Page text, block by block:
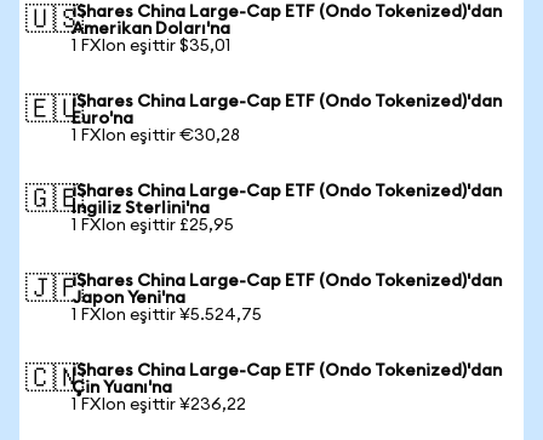
🇺🇸iShares China Large-Cap ETF (Ondo Tokenized)'dan
Amerikan Doları'na
1 FXIon eşittir $35,01
🇪🇺iShares China Large-Cap ETF (Ondo Tokenized)'dan
Euro'na
1 FXIon eşittir €30,28
🇬🇧iShares China Large-Cap ETF (Ondo Tokenized)'dan
İngiliz Sterlini'na
1 FXIon eşittir £25,95
🇯🇵iShares China Large-Cap ETF (Ondo Tokenized)'dan
Japon Yeni'na
1 FXIon eşittir ¥5.524,75
🇨🇳iShares China Large-Cap ETF (Ondo Tokenized)'dan
Çin Yuanı'na
1 FXIon eşittir ¥236,22